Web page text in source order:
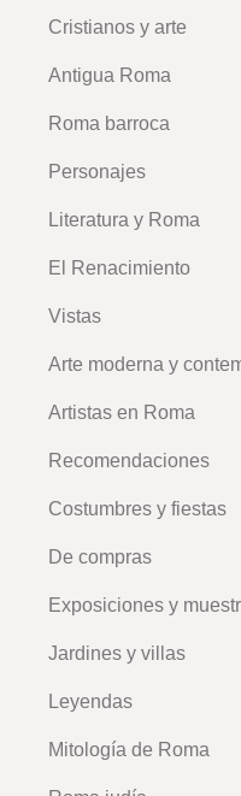
Cristianos y arte
Antigua Roma
Roma barroca
Personajes
Literatura y Roma
El Renacimiento
Vistas
Arte moderna y
Artistas en Roma
Recomendaciones
Costumbres y fiestas
De compras
Exposiciones y
Jardines y villas
Leyendas
Mitología de Roma